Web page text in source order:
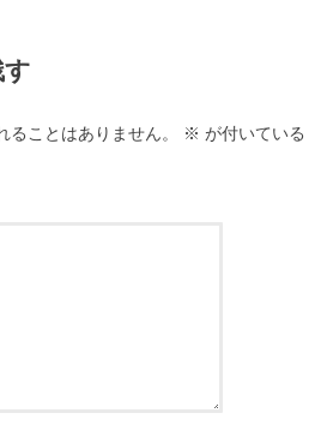
ることはありません。 ※ が付いている